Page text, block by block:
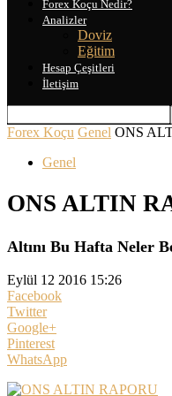
Forex Koçu Nedir?
Analizler
Doviz
Eğitim
Hesap Çeşitleri
İletişim
Forex Koçu Genel ONS
Genel
ONS ALTIN
Altını Bu Hafta Neler
Eylül 12 2016 15:26
Facebook
Twitter
Google+
Pinterest
WhatsApp